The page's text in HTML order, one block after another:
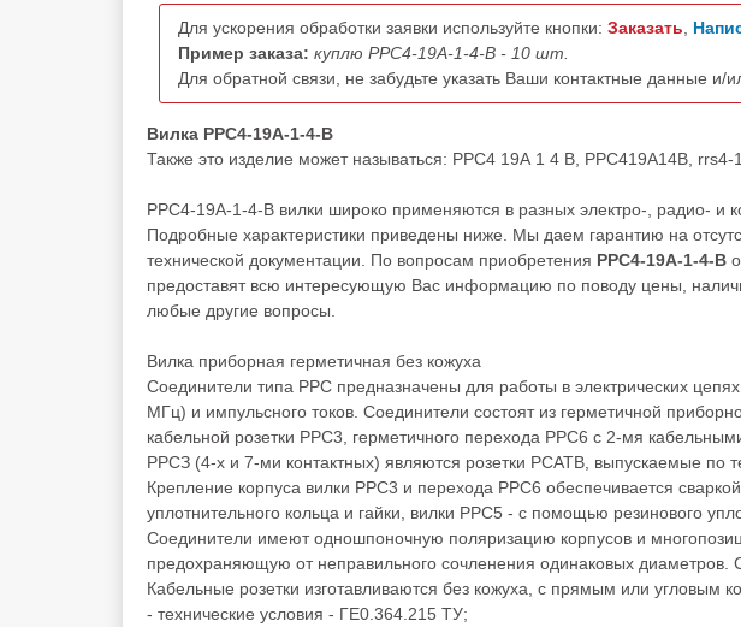
Для ускорения обработки заявки используйте кнопки: Заказать
Пример заказа: куплю РРС4-19А-1-4-В - 10 шт.
Для обратной связи, не забудьте указать Ваши контактные данные и/
Вилка РРС4-19А-1-4-В
Также это изделие может называться: РРС4 19А 1 4 В, РРС419А14В, rrs4-
РРС4-19А-1-4-В вилки широко применяются в разных электро-, радио- и
Подробные характеристики приведены ниже. Мы даем гарантию на
технической документации. По вопросам приобретения РРС4-19А-1-4-В
предоставят всю интересующую Вас информацию по поводу цены,
любые другие вопросы.
Вилка приборная герметичная без кожуха
Соединители типа РРС предназначены для работы в электрических
МГц) и импульсного токов. Соединители состоят из герметичной
кабельной розетки РРС3, герметичного перехода РРС6 с 2-мя
РРСЗ (4-х и 7-ми контактных) являются розетки РСАТВ, выпускаемые по
Крепление корпуса вилки РРС3 и перехода РРС6 обеспечивается
уплотнительного кольца и гайки, вилки PPC5 - с помощью резинового
Соединители имеют одношпоночную поляризацию корпусов и
предохраняющую от неправильного сочленения одинаковых диаметров.
Кабельные розетки изготавливаются без кожуха, с прямым или угловым
- технические условия - ГЕ0.364.215 ТУ;